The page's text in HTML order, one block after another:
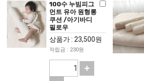
100수 누빔피그
먼트 유아 원형롱
쿠션 /아기바디
필로우
상품가 : 23,500원
적립금 : 230원